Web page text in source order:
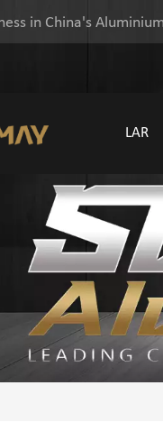
in China's
LAR